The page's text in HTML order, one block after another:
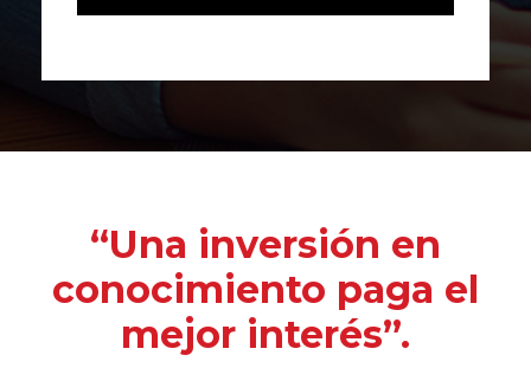
“Una inversión en
conocimiento paga el
mejor interés”.